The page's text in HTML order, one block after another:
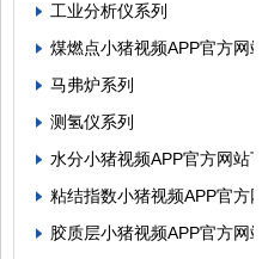
工业分析仪系列
煤燃点小猪视频APP官方网
马弗炉系列
测氢仪系列
水分小猪视频APP官方网站
粘结指数小猪视频APP官方
胶质层小猪视频APP官方网